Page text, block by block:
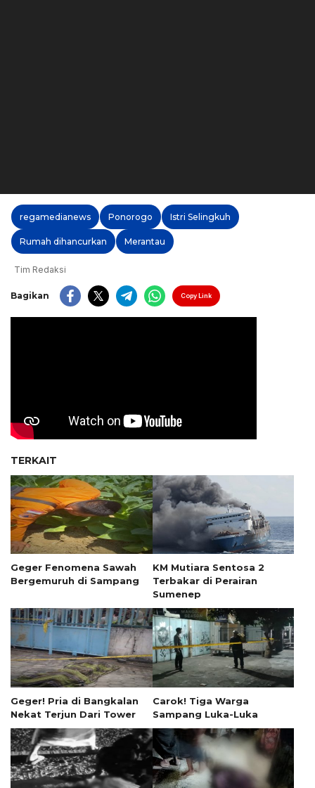
regamedianews Ponorogo Istri Selingkuh
Rumah dihancurkan Merantau
Tim Redaksi
Bagikan Copy Link
TERKAIT
Geger Fenomena Sawah
Bergemuruh di Sampang
KM Mutiara Sentosa 2
Terbakar di Perairan
Sumenep
Geger! Pria di Bangkalan
Nekat Terjun Dari Tower
Carok! Tiga Warga
Sampang Luka-Luka